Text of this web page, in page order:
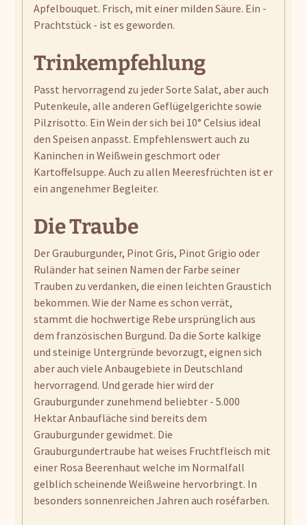
Apfelbouquet. Frisch, mit einer milden Säure. Ein -
Prachtstück - ist es geworden.
Trinkempfehlung
Passt hervorragend zu jeder Sorte Salat, aber auch
Putenkeule, alle anderen Geflügelgerichte sowie
Pilzrisotto. Ein Wein der sich bei 10° Celsius ideal
den Speisen anpasst. Empfehlenswert auch zu
Kaninchen in Weißwein geschmort oder
Kartoffelsuppe. Auch zu allen Meeresfrüchten ist er
ein angenehmer Begleiter.
Die Traube
Der Grauburgunder, Pinot Gris, Pinot Grigio oder
Ruländer hat seinen Namen der Farbe seiner
Trauben zu verdanken, die einen leichten Graustich
bekommen. Wie der Name es schon verrät,
stammt die hochwertige Rebe ursprünglich aus
dem französischen Burgund. Da die Sorte kalkige
und steinige Untergründe bevorzugt, eignen sich
aber auch viele Anbaugebiete in Deutschland
hervorragend. Und gerade hier wird der
Grauburgunder zunehmend beliebter - 5.000
Hektar Anbaufläche sind bereits dem
Grauburgunder gewidmet. Die
Grauburgundertraube hat weises Fruchtfleisch mit
einer Rosa Beerenhaut welche im Normalfall
gelblich scheinende Weißweine hervorbringt. In
besonders sonnenreichen Jahren auch roséfarben.